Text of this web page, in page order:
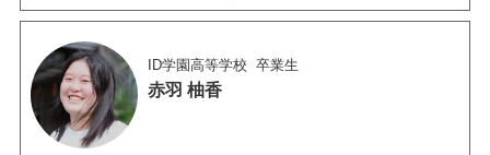
ID学園高等学校 卒業生
赤羽 柚香